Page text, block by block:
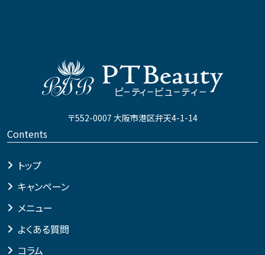
〒552-0007 大阪市港区弁天4-1-14
Contents
トップ
キャンペーン
メニュー
よくある質問
コラム